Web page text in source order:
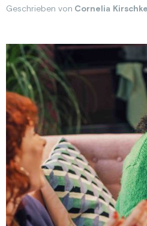
Geschrieben von Cornelia Kirschke